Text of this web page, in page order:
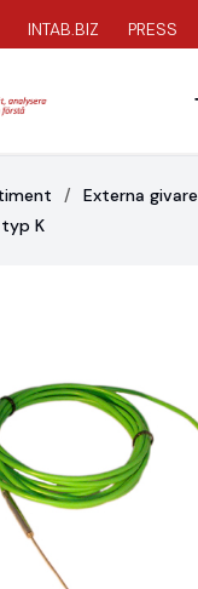
INTAB.BIZ PRESS
Externa givare
K